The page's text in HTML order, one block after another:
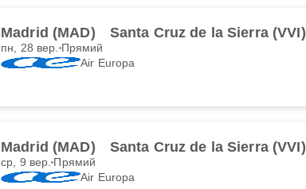
Madrid (MAD) Santa Cruz de la Sierra (VVI)
пн, 28 вер. Прямий
Air Europa
Madrid (MAD) Santa Cruz de la Sierra (VVI)
ср, 9 вер. Прямий
Air Europa